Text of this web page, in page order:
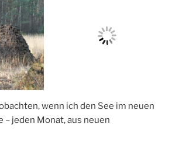
wenn ich den See im neuen
– jeden Monat, aus neuen